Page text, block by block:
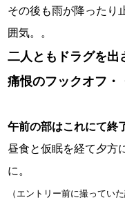
その後も雨が降ったり
囲気。。
二人ともドラグを出
痛恨のフックオフ・
午前の部はこれにて終
昼食と仮眠を経て夕方
に。
（エントリー前に撮ってい